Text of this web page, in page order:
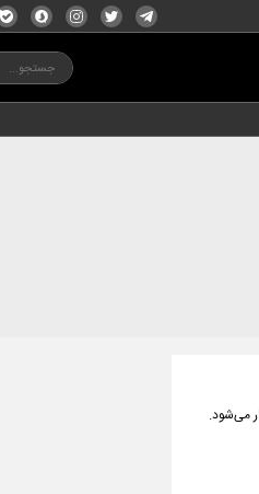
می‌شود.